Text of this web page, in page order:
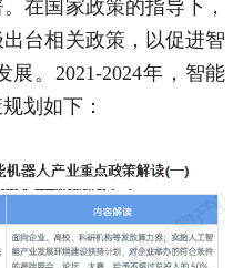
在国家政策的指导下，
台相关政策，以促进智
。2021-2024年，智能
划如下：